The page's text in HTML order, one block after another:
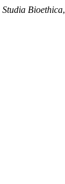
Studia Bioethica,